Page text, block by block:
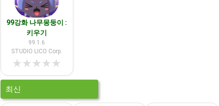
99강화 나무몽둥이 :
키우기
99.1.6
STUDIO LICO Corp.
★★★★★
최신